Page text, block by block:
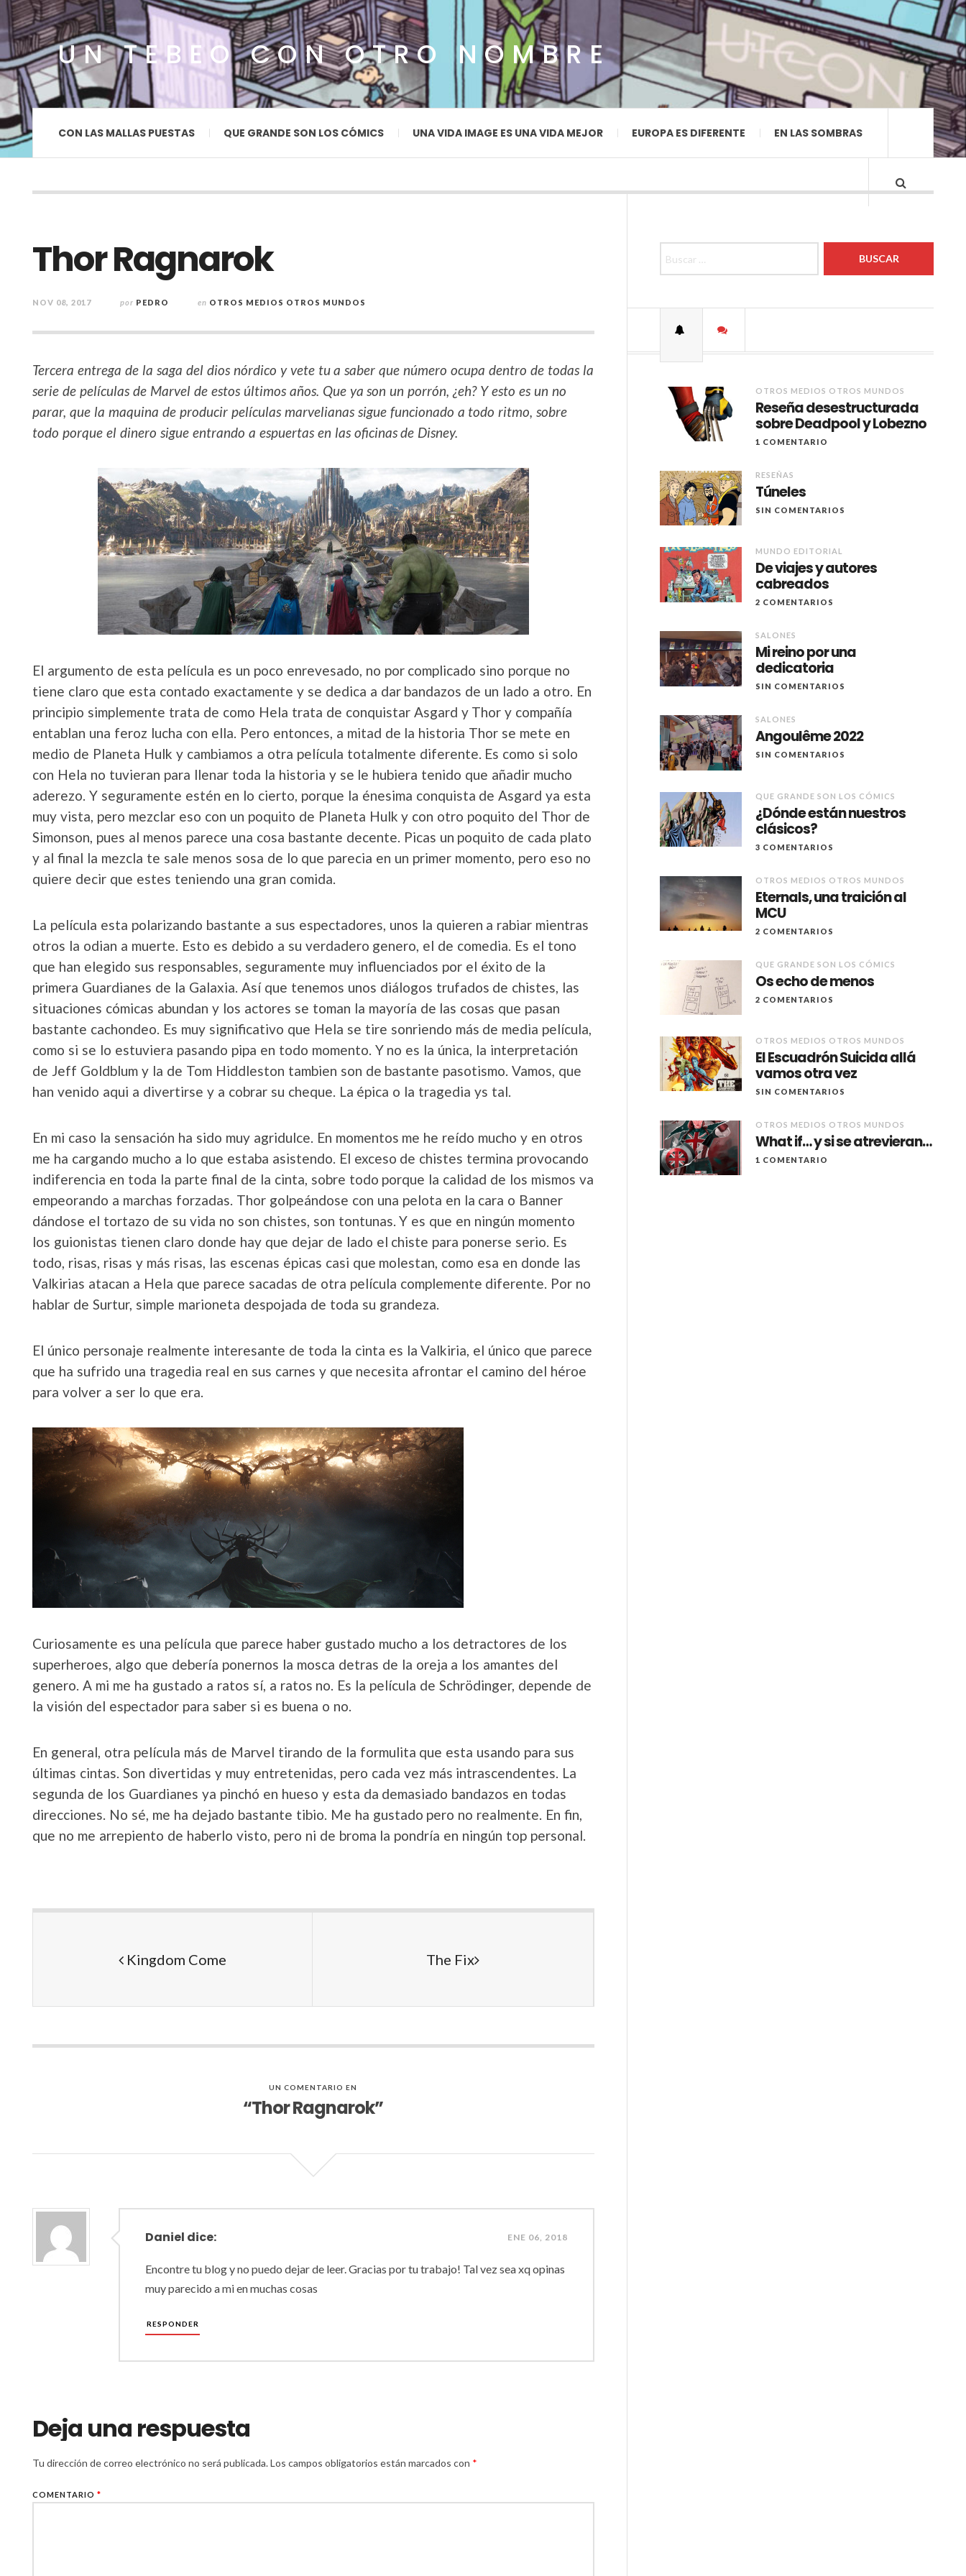
UN TEBEO CON OTRO NOMBRE
CON LAS MALLAS PUESTAS QUE GRANDE SON LOS CÓMICS UNA VIDA IMAGE ES UNA VIDA MEJOR EUROPA ES DIFERENTE EN LAS SOMBRAS
Thor Ragnarok
NOV 08, 2017 por PEDRO en OTROS MEDIOS OTROS MUNDOS
Tercera entrega de la saga del dios nórdico y vete tu a saber que número ocupa dentro de todas la
serie de películas de Marvel de estos últimos años. Que ya son un porrón, ¿eh? Y esto es un no
parar, que la maquina de producir películas marvelianas sigue funcionado a todo ritmo, sobre
todo porque el dinero sigue entrando a espuertas en las oficinas de Disney.
El argumento de esta película es un poco enrevesado, no por complicado sino porque no
tiene claro que esta contado exactamente y se dedica a dar bandazos de un lado a otro. En
principio simplemente trata de como Hela trata de conquistar Asgard y Thor y compañía
entablan una feroz lucha con ella. Pero entonces, a mitad de la historia Thor se mete en
medio de Planeta Hulk y cambiamos a otra película totalmente diferente. Es como si solo
con Hela no tuvieran para llenar toda la historia y se le hubiera tenido que añadir mucho
aderezo. Y seguramente estén en lo cierto, porque la énesima conquista de Asgard ya esta
muy vista, pero mezclar eso con un poquito de Planeta Hulk y con otro poquito del Thor de
Simonson, pues al menos parece una cosa bastante decente. Picas un poquito de cada plato
y al final la mezcla te sale menos sosa de lo que parecia en un primer momento, pero eso no
quiere decir que estes teniendo una gran comida.
La película esta polarizando bastante a sus espectadores, unos la quieren a rabiar mientras
otros la odian a muerte. Esto es debido a su verdadero genero, el de comedia. Es el tono
que han elegido sus responsables, seguramente muy influenciados por el éxito de la
primera Guardianes de la Galaxia. Así que tenemos unos diálogos trufados de chistes, las
situaciones cómicas abundan y los actores se toman la mayoría de las cosas que pasan
bastante cachondeo. Es muy significativo que Hela se tire sonriendo más de media película,
como si se lo estuviera pasando pipa en todo momento. Y no es la única, la interpretación
de Jeff Goldblum y la de Tom Hiddleston tambien son de bastante pasotismo. Vamos, que
han venido aqui a divertirse y a cobrar su cheque. La épica o la tragedia ys tal.
En mi caso la sensación ha sido muy agridulce. En momentos me he reído mucho y en otros
me ha cargando mucho a lo que estaba asistendo. El exceso de chistes termina provocando
indiferencia en toda la parte final de la cinta, sobre todo porque la calidad de los mismos va
empeorando a marchas forzadas. Thor golpeándose con una pelota en la cara o Banner
dándose el tortazo de su vida no son chistes, son tontunas. Y es que en ningún momento
los guionistas tienen claro donde hay que dejar de lado el chiste para ponerse serio. Es
todo, risas, risas y más risas, las escenas épicas casi que molestan, como esa en donde las
Valkirias atacan a Hela que parece sacadas de otra película complemente diferente. Por no
hablar de Surtur, simple marioneta despojada de toda su grandeza.
El único personaje realmente interesante de toda la cinta es la Valkiria, el único que parece
que ha sufrido una tragedia real en sus carnes y que necesita afrontar el camino del héroe
para volver a ser lo que era.
Curiosamente es una película que parece haber gustado mucho a los detractores de los
superheroes, algo que debería ponernos la mosca detras de la oreja a los amantes del
genero. A mi me ha gustado a ratos sí, a ratos no. Es la película de Schrödinger, depende de
la visión del espectador para saber si es buena o no.
En general, otra película más de Marvel tirando de la formulita que esta usando para sus
últimas cintas. Son divertidas y muy entretenidas, pero cada vez más intrascendentes. La
segunda de los Guardianes ya pinchó en hueso y esta da demasiado bandazos en todas
direcciones. No sé, me ha dejado bastante tibio. Me ha gustado pero no realmente. En fin,
que no me arrepiento de haberlo visto, pero ni de broma la pondría en ningún top personal.
Kingdom Come The Fix
UN COMENTARIO EN
“Thor Ragnarok”
Daniel dice: ENE 06, 2018
Encontre tu blog y no puedo dejar de leer. Gracias por tu trabajo! Tal vez sea xq opinas
muy parecido a mi en muchas cosas
RESPONDER
Deja una respuesta
Tu dirección de correo electrónico no será publicada.Los campos obligatorios están marcados con *
COMENTARIO *
OTROS MEDIOS OTROS MUNDOS
Reseña desestructurada
sobre Deadpool y Lobezno
1 COMENTARIO
RESEÑAS
Túneles
SIN COMENTARIOS
MUNDO EDITORIAL
De viajes y autores
cabreados
2 COMENTARIOS
SALONES
Mi reino por una
dedicatoria
SIN COMENTARIOS
SALONES
Angoulême 2022
SIN COMENTARIOS
QUE GRANDE SON LOS CÓMICS
¿Dónde están nuestros
clásicos?
3 COMENTARIOS
OTROS MEDIOS OTROS MUNDOS
Eternals, una traición al
MCU
2 COMENTARIOS
QUE GRANDE SON LOS CÓMICS
Os echo de menos
2 COMENTARIOS
OTROS MEDIOS OTROS MUNDOS
El Escuadrón Suicida allá
vamos otra vez
SIN COMENTARIOS
OTROS MEDIOS OTROS MUNDOS
What if… y si se atrevieran…
1 COMENTARIO